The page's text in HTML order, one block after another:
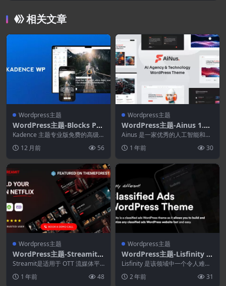
相关文章
Wordpress主题
WordPress主题-Blocks Pro
2.7.17
Kadence 主题专业版免费的高级
分利用您的网站...
12 月前 56
Wordpress主题
WordPress主题-Ainus 1.0–
AI机构和技术WordPress主
题
Ainus 是一家优秀的人工智能和科
的单页网站、响...
1 年前 30
Wordpress主题
WordPress主题-Streamit
1.4.0–视频流WordPress主
题
Streamit是适用于 OTT 流媒体平
1 年前 48
Wordpress主题
WordPress主题-Lisfinity 1.
3.8–分类广告WordPress主
题
Lisfinity 是该领域中一个令人难以
2 年前 31